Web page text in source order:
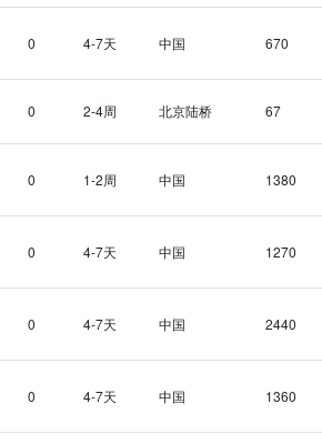
0 4-7天 中国 670
0 2-4周 北京陆桥 67
0 1-2周 中国 1380
0 4-7天 中国 1270
0 4-7天 中国 2440
0 4-7天 中国 1360